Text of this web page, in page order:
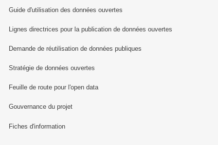
Guide d'utilisation des données ouvertes
Lignes directrices pour la publication de données ouvertes
Demande de réutilisation de données publiques
Stratégie de données ouvertes
Feuille de route pour l'open data
Gouvernance du projet
Fiches d'information